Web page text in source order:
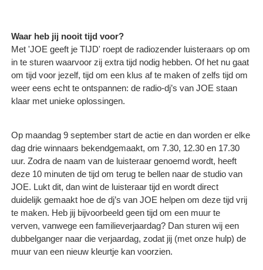
Waar heb jij nooit tijd voor?
Met 'JOE geeft je TIJD' roept de radiozender luisteraars op om
in te sturen waarvoor zij extra tijd nodig hebben. Of het nu gaat
om tijd voor jezelf, tijd om een klus af te maken of zelfs tijd om
weer eens echt te ontspannen: de radio-dj’s van JOE staan
klaar met unieke oplossingen.
Op maandag 9 september start de actie en dan worden er elke
dag drie winnaars bekendgemaakt, om 7.30, 12.30 en 17.30
uur. Zodra de naam van de luisteraar genoemd wordt, heeft
deze 10 minuten de tijd om terug te bellen naar de studio van
JOE. Lukt dit, dan wint de luisteraar tijd en wordt direct
duidelijk gemaakt hoe de dj’s van JOE helpen om deze tijd vrij
te maken. Heb jij bijvoorbeeld geen tijd om een muur te
verven, vanwege een familieverjaardag? Dan sturen wij een
dubbelganger naar die verjaardag, zodat jij (met onze hulp) de
muur van een nieuw kleurtje kan voorzien.